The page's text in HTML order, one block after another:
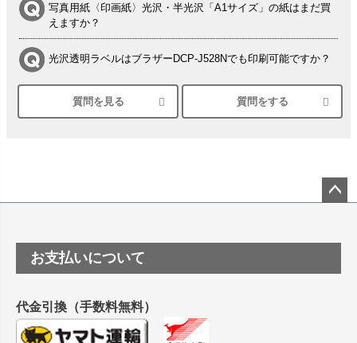
写真用紙〈印画紙〉光沢・半光沢「A1サイズ」の紙はまだ買
えますか？
光沢透明ラベルはブラザーDCP-J528Nでも印刷可能ですか？
シルバーペーパーにEPSON EP-30VAで印刷するときの設定
は？
塩ビのロール紙で離型紙が透明の商品はありますか
つや消し半透明ラベルのロールタイプはありますか？
縦420mm×横650mmの包装紙に適した紙はありますか？
質問を見る 質問をする
ップ
お支払いについて
代金引換（手数料無料）